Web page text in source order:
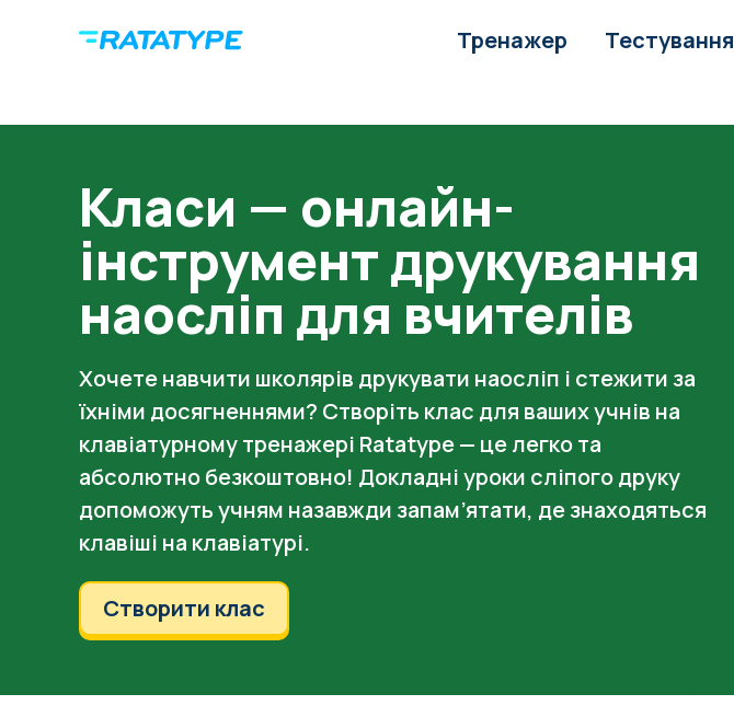
Тренажер Тестування
Класи — онлайн-
інструмент друкування
наосліп для вчителів
Хочете навчити школярів друкувати наосліп і стежити за
їхніми досягненнями? Створіть клас для ваших учнів на
клавіатурному тренажері Ratatype — це легко та
абсолютно безкоштовно! Докладні уроки сліпого друку
допоможуть учням назавжди запам’ятати, де знаходяться
клавіші на клавіатурі.
Створити клас